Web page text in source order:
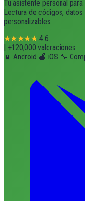
Tu asistente personal
Lectura de códigos,
personalizables.
★★★★★ 4.6
| +120,000 valoraciones
📱 Android 🍎 iOS 🔧